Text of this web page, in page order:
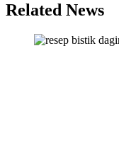
Related News